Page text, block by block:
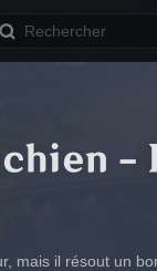
-
mais il résout un